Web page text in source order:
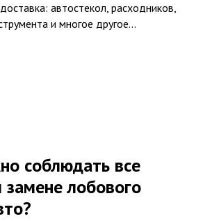
автостекол, расходников,
и многое другое...
соблюдать все
замене лобового